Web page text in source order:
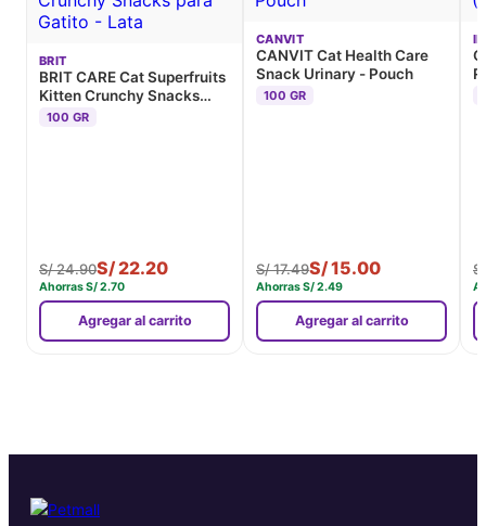
BRIT
BRIT CARE Cat Superfruits
Kitten Crunchy Snacks
para Gatito - Lata
100 GR
S/24.90S/22.20
AhorrasS/2.70
Agregar al carrito
CANVIT
CANVIT Cat Health Care
Snack Urinary - Pouch
100 GR
S/17.49S/15.00
AhorrasS/2.49
Agregar al carrito
S/